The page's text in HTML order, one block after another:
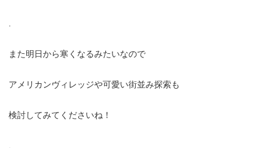
また明日から寒くなるみたいなので
アメリカンヴィレッジや可愛い街並み探索も
検討してみてくださいね！